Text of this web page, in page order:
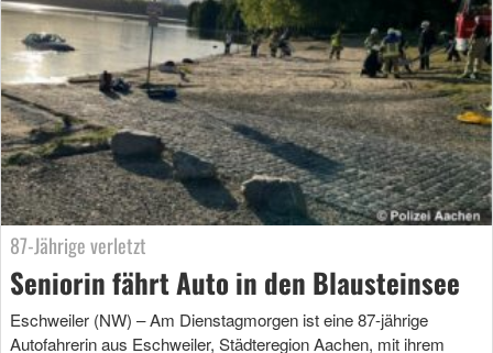
87-Jährige verletzt
Seniorin fährt Auto in den Blausteinsee
Eschweiler (NW) – Am Dienstagmorgen ist eine 87-jährige
Autofahrerin aus Eschweiler, Städteregion Aachen, mit ihrem